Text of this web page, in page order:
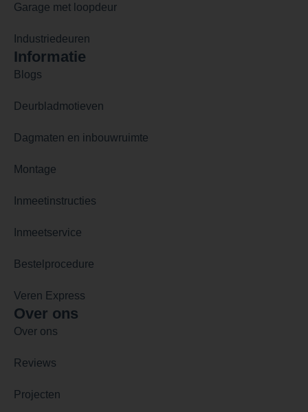
Garage met loopdeur
Industriedeuren
Informatie
Blogs
Deurbladmotieven
Dagmaten en inbouwruimte
Montage
Inmeetinstructies
Inmeetservice
Bestelprocedure
Veren Express
Over ons
Over ons
Reviews
Projecten